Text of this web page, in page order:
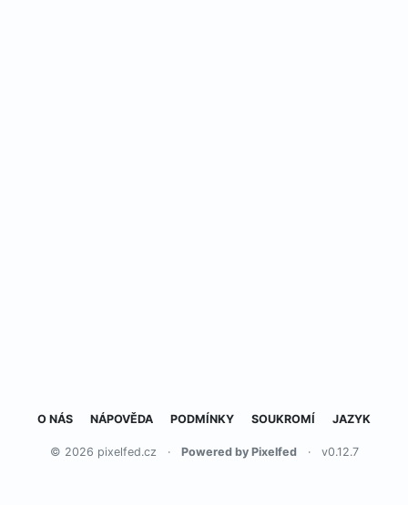
O NÁS NÁPOVĚDA PODMÍNKY SOUKROMÍ JAZYK
© 2026 pixelfed.cz · Powered by Pixelfed · v0.12.7